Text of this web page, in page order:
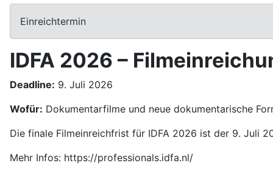
Einreichtermin
IDFA 2026 –
Deadline: 9. Juli 2026
Wofür: Dokumentarfilme und neue dokumentarische
Die finale Filmeinreichfrist für IDFA 2026 ist der 9. Juli
Mehr Infos: https://professionals.idfa.nl/